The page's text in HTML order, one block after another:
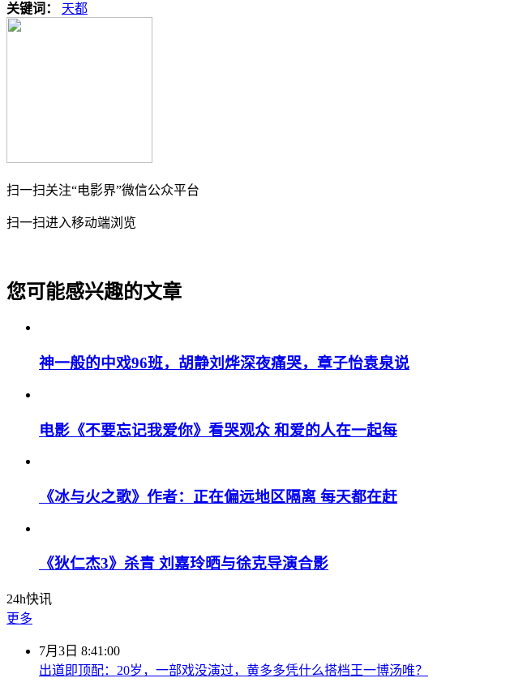
关键词： 天都
扫一扫关注“电影界”微信公众平台
扫一扫进入移动端浏览
您可能感兴趣的文章
神一般的中戏96班，胡静刘烨深夜痛哭，章子怡袁泉说
电影《不要忘记我爱你》看哭观众 和爱的人在一起每
《冰与火之歌》作者：正在偏远地区隔离 每天都在赶
《狄仁杰3》杀青 刘嘉玲晒与徐克导演合影
24h快讯
更多
7月3日 8:41:00
出道即顶配：20岁，一部戏没演过，黄多多凭什么搭档王一博汤唯？